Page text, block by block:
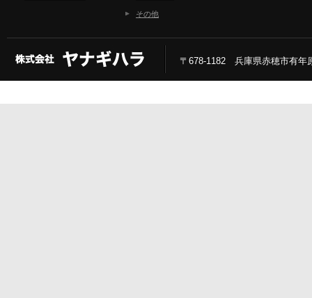
その他
〒678-1182 兵庫県赤穂市有年